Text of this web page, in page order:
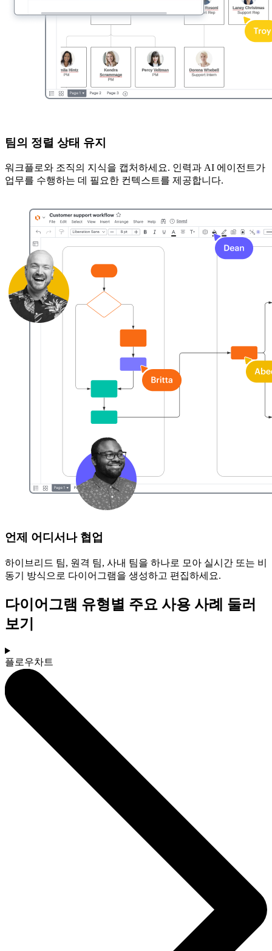
팀의 정렬 상태 유지
워크플로와 조직의 지식을 캡처하세요. 인력과 AI 에이전트가
업무를 수행하는 데 필요한 컨텍스트를 제공합니다.
언제 어디서나 협업
하이브리드 팀, 원격 팀, 사내 팀을 하나로 모아 실시간 또는 비
동기 방식으로 다이어그램을 생성하고 편집하세요.
다이어그램 유형별 주요 사용 사례 둘러
보기
플로우차트